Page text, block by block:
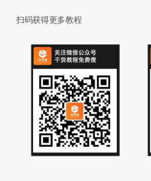
扫码获得更多教程